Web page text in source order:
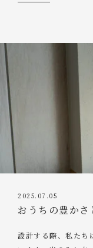
2025.07.05
おうちの豊かさ
設計する際、私たち